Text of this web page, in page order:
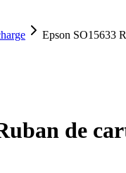
Epson SO15633
de